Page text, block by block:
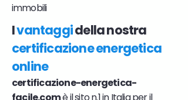
immobili
Ivantaggidella nostra
certificazione energetica
online
certificazione-energetica-